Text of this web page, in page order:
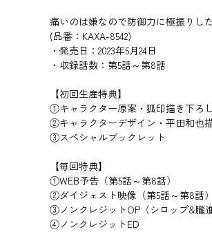
痛いのは嫌なので防御力に極振りし
(品番：KAXA-8542)
・発売日：2023年5月24日
・収録話数：第5話～第8話
【初回生産特典】
①キャラクター原案・狐印描き下ろ
②キャラクターデザイン・平田和也
③スペシャルブックレット
【毎回特典】
①WEB予告（第5話～第8話）
②ダイジェスト映像（第5話～第8話）
③ノンクレジットOP（シロップ&朧
④ノンクレジットED